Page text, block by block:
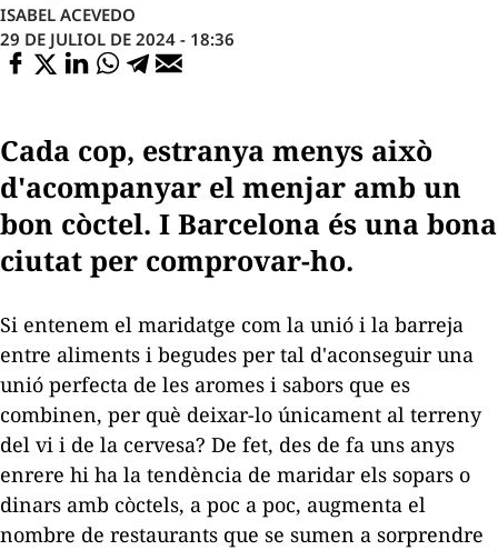
ISABEL ACEVEDO
29 DE JULIOL DE 2024 - 18:36
Cada cop, estranya menys això
d'acompanyar el menjar amb un
bon còctel. I Barcelona és una bona
ciutat per comprovar-ho.
Si entenem el maridatge com la unió i la barreja
entre aliments i begudes per tal d'aconseguir una
unió perfecta de les aromes i sabors que es
combinen, per què deixar-lo únicament al terreny
del vi i de la cervesa? De fet, des de fa uns anys
enrere hi ha la tendència de maridar els sopars o
dinars amb còctels, a poc a poc, augmenta el
nombre de restaurants que se sumen a sorprendre